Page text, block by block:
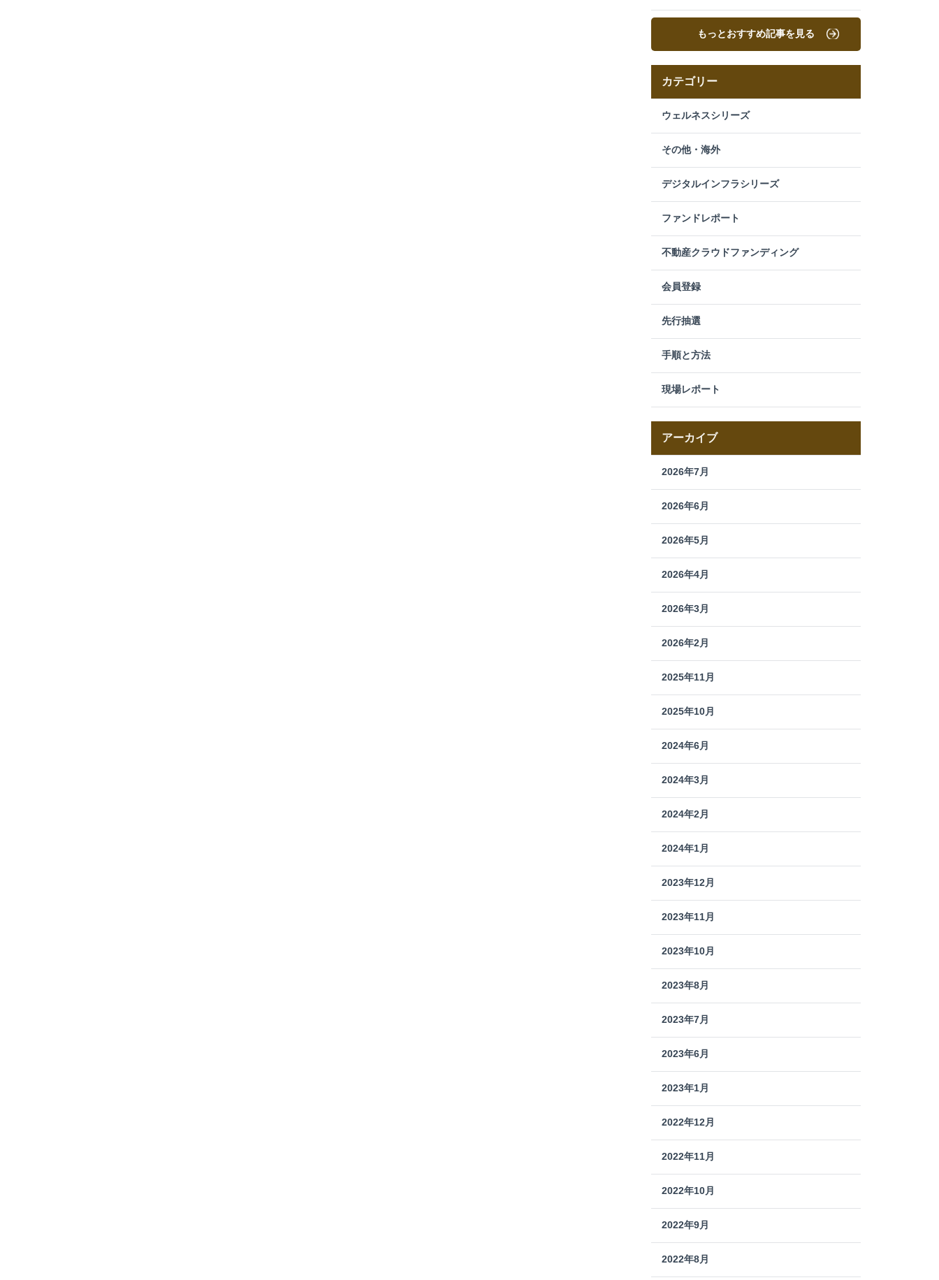
もっとおすすめ記事を見る
カテゴリー
ウェルネスシリーズ
その他・海外
デジタルインフラシリーズ
ファンドレポート
不動産クラウドファンディング
会員登録
先行抽選
手順と方法
現場レポート
アーカイブ
2026年7月
2026年6月
2026年5月
2026年4月
2026年3月
2026年2月
2025年11月
2025年10月
2024年6月
2024年3月
2024年2月
2024年1月
2023年12月
2023年11月
2023年10月
2023年8月
2023年7月
2023年6月
2023年1月
2022年12月
2022年11月
2022年10月
2022年9月
2022年8月